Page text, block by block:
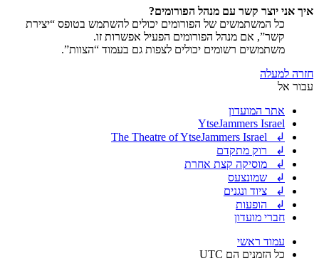
איך אני יוצר קשר עם מנהל הפורומים?
כל המשתמשים של הפורומים יכולים להשתמש בטופס “יצירת
קשר”, אם מנהל הפורומים הפעיל אפשרות זו.
משתמשים רשומים יכולים לצפות גם בעמוד “הצוות”.
חזרה למעלה
עבור אל
אתר המועדון
YtseJammers Israel
↲ The Theatre of YtseJammers Israel
↲ רוק מתקדם
↲ מוסיקה קצת אחרת
↲ שמונצעס
↲ ציוד ונגנים
↲ הופעות
חברי מועדון
עמוד ראשי
כל הזמנים הם UTC